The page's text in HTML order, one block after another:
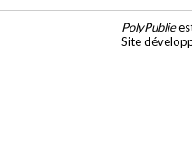
PolyPublie
Site